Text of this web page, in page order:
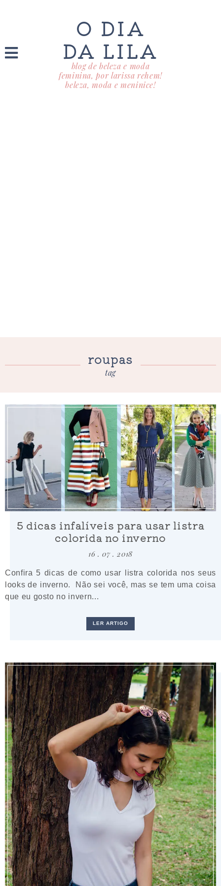
O DIA
DA LILA
blog de beleza e moda
feminina, por larissa rehem!
beleza, moda e meninice!
roupas
tag
5 dicas infalíveis para usar listra
colorida no inverno
16 . 07 . 2018
Confira 5 dicas de como usar listra colorida nos seus
looks de inverno. Não sei você, mas se tem uma coisa
que eu gosto no invern...
LER ARTIGO